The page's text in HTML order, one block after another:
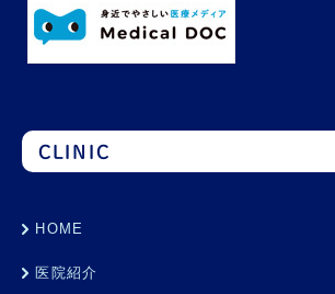
CLINIC
HOME
医院紹介